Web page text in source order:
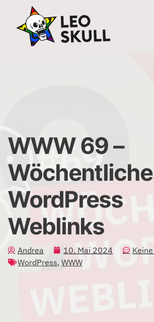
WWW 69 –
Wöchentliche
WordPress
Weblinks
Andrea 10. Mai 2024
WordPress, WWW